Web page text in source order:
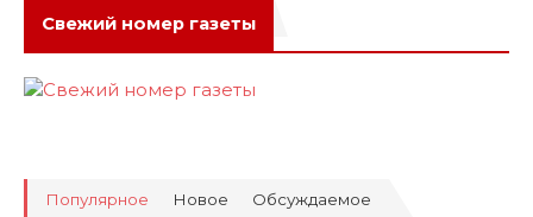
Свежий номер газеты
Популярное Новое Обсуждаемое